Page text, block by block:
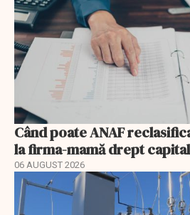
Când poate ANAF
la firma-mamă drept capital
06 AUGUST 2026